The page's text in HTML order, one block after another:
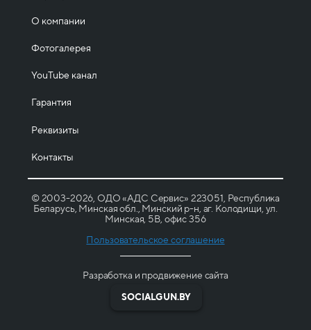
О компании
Фотогалерея
YouTube канал
Гарантия
Реквизиты
Контакты
© 2003-2026, ОДО «АДС Сервис» 223051, Республика
Беларусь, Минская обл., Минский р-н, аг. Колодищи, ул.
Минская, 5B, офис 356
Пользовательское соглашение
Разработка и продвижение сайта
SOCIALGUN.BY